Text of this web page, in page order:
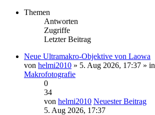
Themen
Antworten
Zugriffe
Letzter Beitrag
Neue Ultramakro-Objektive von Laowa
von helmi2010 » 5. Aug 2026, 17:37 » in
Makrofotografie
0
34
von helmi2010 Neuester Beitrag
5. Aug 2026, 17:37